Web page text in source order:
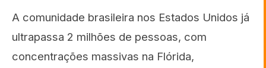
A comunidade brasileira nos Estados Unidos já
ultrapassa 2 milhões de pessoas, com
concentrações massivas na Flórida,